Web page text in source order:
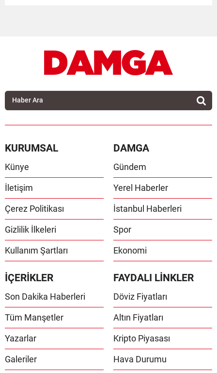
KURUMSAL
Künye
İletişim
Çerez Politikası
Gizlilik İlkeleri
Kullanım Şartları
DAMGA
Gündem
Yerel Haberler
İstanbul Haberleri
Spor
Ekonomi
İÇERİKLER
Son Dakika Haberleri
Tüm Manşetler
Yazarlar
Galeriler
FAYDALI LİNKLER
Döviz Fiyatları
Altın Fiyatları
Kripto Piyasası
Hava Durumu